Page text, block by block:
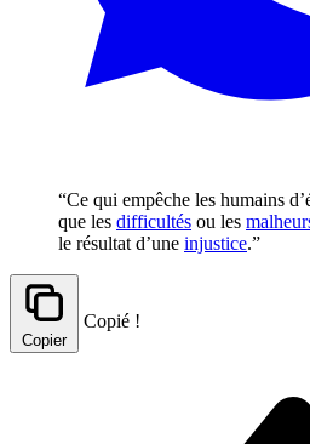
“Ce qui empêche les humains
que les difficultés ou les
le résultat d’une injustice.”
Copier
Copié !